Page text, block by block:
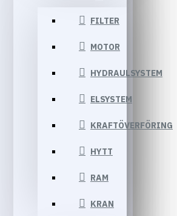
FILTER
MOTOR
HYDRAULSYSTEM
ELSYSTEM
KRAFTÖVERFÖRING
HYTT
RAM
KRAN